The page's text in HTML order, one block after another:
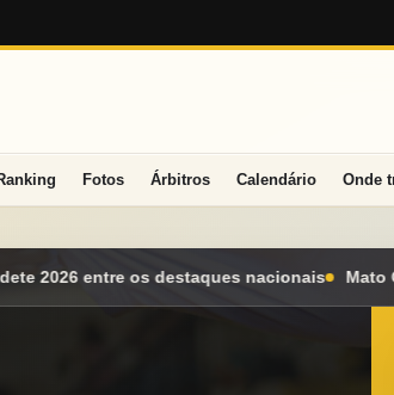
Fotos Árbitros Calendário Onde
Mato Grosso do Sul conquista seis